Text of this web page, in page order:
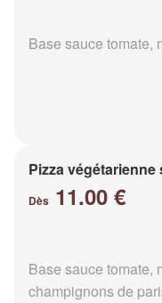
Base sauce tomate,
Pizza végétarienne
Dès 11.00 €
Base sauce tomate,
champignons de